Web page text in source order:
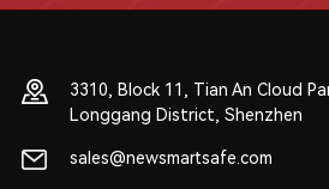
3310, Block 11, Tian An Cloud
Longgang District, Shenzhen
sales@newsmartsafe.com